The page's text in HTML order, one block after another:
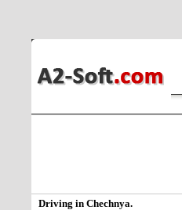
Driving in Chechnya.